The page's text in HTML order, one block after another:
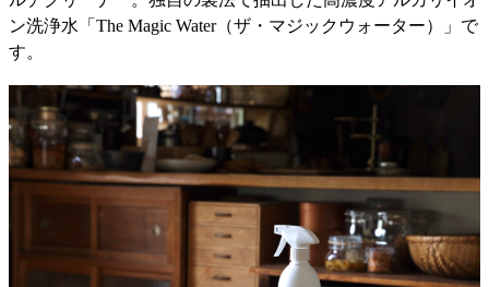
ン洗浄水「The Magic Water（ザ・マジックウォーター）」で
す。